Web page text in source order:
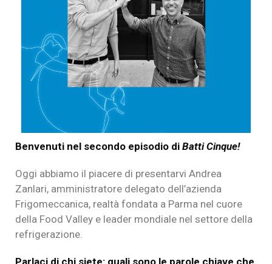
Benvenuti nel secondo episodio di Batti Cinque!
Oggi abbiamo il piacere di presentarvi Andrea
Zanlari, amministratore delegato dell’azienda
Frigomeccanica, realtà fondata a Parma nel cuore
della Food Valley e leader mondiale nel settore della
refrigerazione.
Parlaci di chi siete: quali sono le parole chiave che